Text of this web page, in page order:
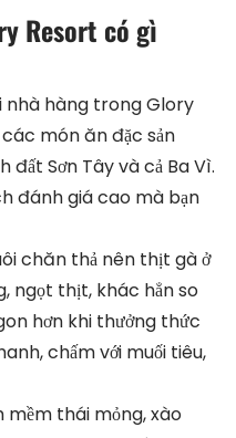
Resort có gì
nhà hàng trong Glory
món ăn đặc sản
đất Sơn Tây và cả Ba Vì.
đánh giá cao mà bạn
chăn thả nên thịt gà ở
ngọt thịt, khác hẳn so
hơn khi thưởng thức
chấm với muối tiêu,
mềm thái mỏng, xào